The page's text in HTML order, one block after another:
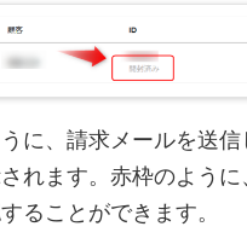
うに、請求メールを送
れます。赤枠のよう
ることができます。